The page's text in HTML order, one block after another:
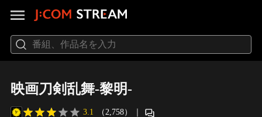
映画刀剣乱舞-黎明-
3.1 （2,758） ｜